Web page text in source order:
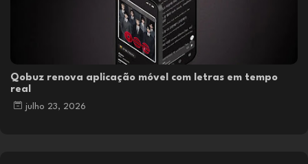
Qobuz renova aplicação móvel com letras em tempo
real
julho 23, 2026